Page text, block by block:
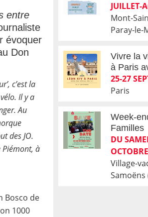
entre
évoquer
Don
c’est la
Il y a
Au
des JO.
Piémont, à
Bosco de
1000
JUILLET-
Mont-
Paray-le-
Vivre la
à Paris
25-27
Paris
Week-
Familles
DU
Village-
Samoëns